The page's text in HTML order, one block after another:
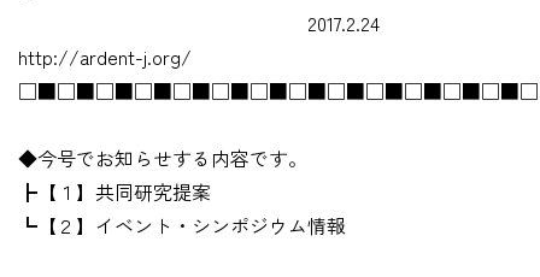
2017.2.24
http://ardent-j.org/
◆今号でお知らせする内容です。
┣【１】共同研究提案
┗【２】イベント・シンポジウム情報